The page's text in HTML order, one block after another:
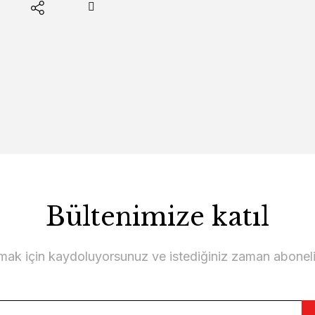
Bültenimize katıl
için kaydoluyorsunuz ve istediğiniz zaman